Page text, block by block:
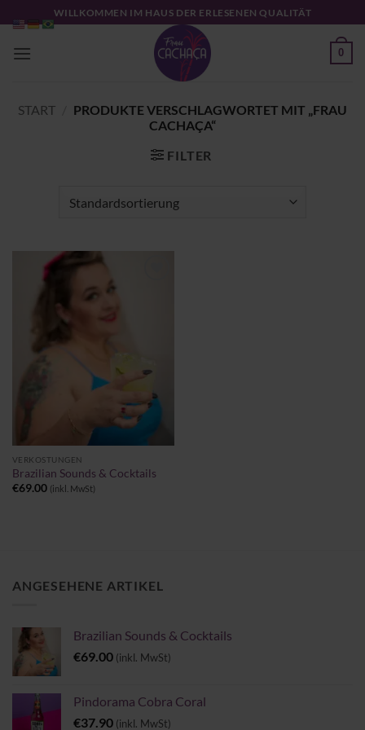
Inhalt
springen
WILLKOMMEN IM HAUS DER ERLESENEN QUALITÄT
0
START
PRODUKTE VERSCHLAGWORTET MIT „FRAU
CACHAÇA“
FILTER
VERKOSTUNGEN
Brazilian Sounds & Cocktails
€69.00 (inkl. MwSt)
ANGESEHENE ARTIKEL
Brazilian Sounds & Cocktails
€69.00 (inkl. MwSt)
Pindorama Cobra Coral
€37.90 (inkl. MwSt)